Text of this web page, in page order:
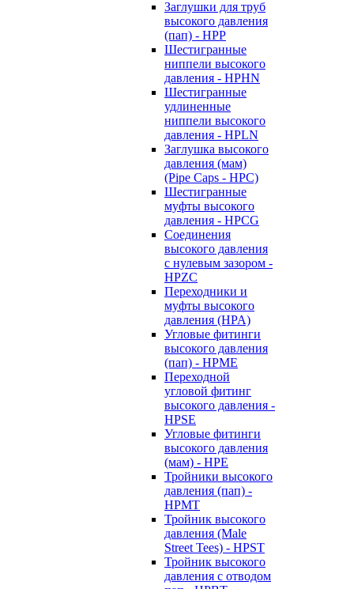
Заглушки для труб
высокого давления
(пап) - HPP
Шестигранные
ниппели высокого
давления - HPHN
Шестигранные
удлиненные
ниппели высокого
давления - HPLN
Заглушка высокого
давления (мам)
(Pipe Caps - HPC)
Шестигранные
муфты высокого
давления - HPCG
Соединения
высокого давления
с нулевым зазором -
HPZC
Переходники и
муфты высокого
давления (HPA)
Угловые фитинги
высокого давления
(пап) - HPME
Переходной
угловой фитинг
высокого давления -
HPSE
Угловые фитинги
высокого давления
(мам) - HPE
Тройники высокого
давления (пап) -
HPMT
Тройник высокого
давления (Male
Street Tees) - HPST
Тройник высокого
давления с отводом